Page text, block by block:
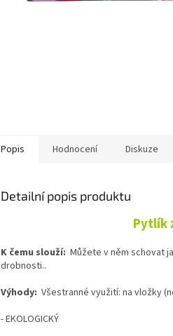
Popis Hodnocení Diskuze
Detailní popis produktu
Pytlík
K čemu slouží: Můžete v něm schovat
drobnosti..
Výhody: Všestranné využití: na vložky
- EKOLOGICKÝ